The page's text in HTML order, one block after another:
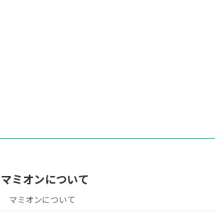
マミオンについて
マミオンについて